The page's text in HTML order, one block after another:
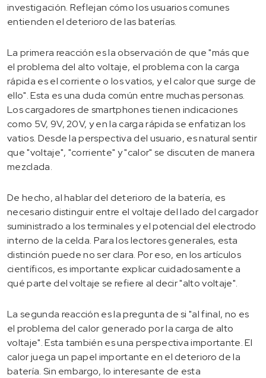
investigación. Reflejan cómo los usuarios comunes
entienden el deterioro de las baterías.
La primera reacción es la observación de que "más que
el problema del alto voltaje, el problema con la carga
rápida es el corriente o los vatios, y el calor que surge de
ello". Esta es una duda común entre muchas personas.
Los cargadores de smartphones tienen indicaciones
como 5V, 9V, 20V, y en la carga rápida se enfatizan los
vatios. Desde la perspectiva del usuario, es natural sentir
que "voltaje", "corriente" y "calor" se discuten de manera
mezclada.
De hecho, al hablar del deterioro de la batería, es
necesario distinguir entre el voltaje del lado del cargador
suministrado a los terminales y el potencial del electrodo
interno de la celda. Para los lectores generales, esta
distinción puede no ser clara. Por eso, en los artículos
científicos, es importante explicar cuidadosamente a
qué parte del voltaje se refiere al decir "alto voltaje".
La segunda reacción es la pregunta de si "al final, no es
el problema del calor generado por la carga de alto
voltaje". Esta también es una perspectiva importante. El
calor juega un papel importante en el deterioro de la
batería. Sin embargo, lo interesante de esta